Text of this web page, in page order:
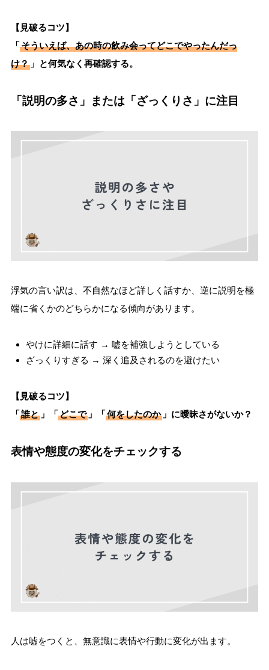
【見破るコツ】
「そういえば、あの時の飲み会ってどこでやったんだっ
け？」と何気なく再確認する。
「説明の多さ」または「ざっくりさ」に注目
浮気の言い訳は、不自然なほど詳しく話すか、逆に説明を極
端に省くかのどちらかになる傾向があります。
やけに詳細に話す → 嘘を補強しようとしている
ざっくりすぎる → 深く追及されるのを避けたい
【見破るコツ】
「誰と」「どこで」「何をしたのか」に曖昧さがないか？
表情や態度の変化をチェックする
人は嘘をつくと、無意識に表情や行動に変化が出ます。